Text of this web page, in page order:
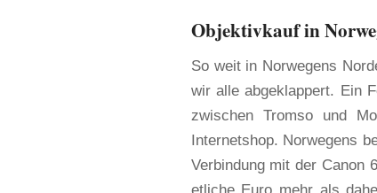
Objektivkauf in
So weit in Norwegens
wir alle abgeklappert. Ein
zwischen Tromso und
Internetshop. Norwegens
Verbindung mit der Canon
etliche Euro mehr als